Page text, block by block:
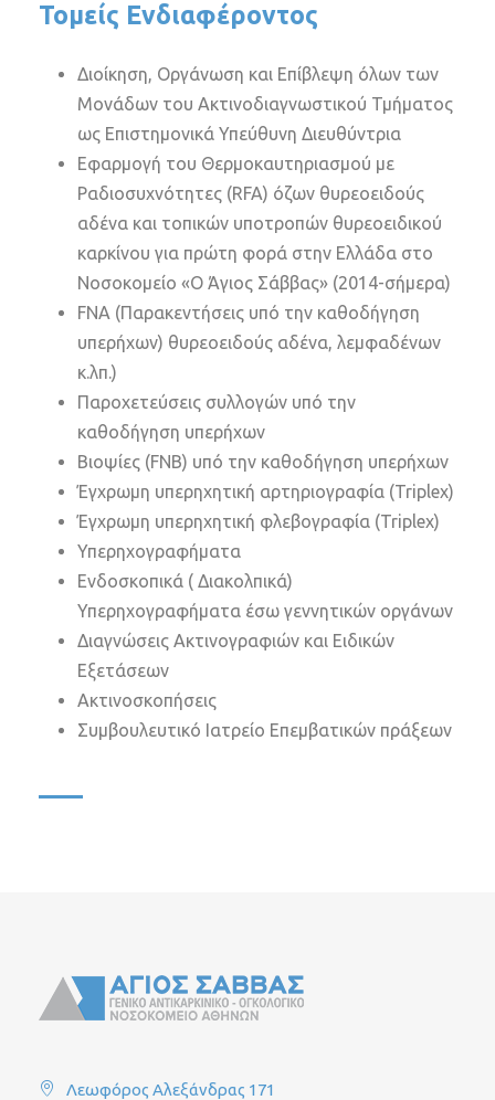
Τομείς Ενδιαφέροντος
Διοίκηση, Οργάνωση και Επίβλεψη όλων των
Μονάδων του Ακτινοδιαγνωστικού Τμήματος
ως Επιστημονικά Υπεύθυνη Διευθύντρια
Εφαρμογή του Θερμοκαυτηριασμού με
Ραδιοσυχνότητες (RFA) όζων θυρεοειδούς
αδένα και τοπικών υποτροπών θυρεοειδικού
καρκίνου για πρώτη φορά στην Ελλάδα στο
Νοσοκομείο «Ο Άγιος Σάββας» (2014-σήμερα)
FNA (Παρακεντήσεις υπό την καθοδήγηση
υπερήχων) θυρεοειδούς αδένα, λεμφαδένων
κ.λπ.)
Παροχετεύσεις συλλογών υπό την
καθοδήγηση υπερήχων
Βιοψίες (FNB) υπό την καθοδήγηση υπερήχων
Έγχρωμη υπερηχητική αρτηριογραφία (Triplex)
Έγχρωμη υπερηχητική φλεβογραφία (Triplex)
Υπερηχογραφήματα
Ενδοσκοπικά ( Διακολπικά)
Υπερηχογραφήματα έσω γεννητικών οργάνων
Διαγνώσεις Ακτινογραφιών και Ειδικών
Εξετάσεων
Ακτινοσκοπήσεις
Συμβουλευτικό Ιατρείο Επεμβατικών πράξεων
Λεωφόρος Αλεξάνδρας 171